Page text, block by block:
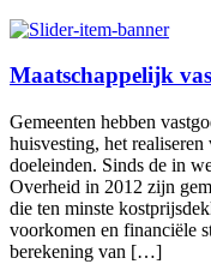
Maatschappelijk
Gemeenten hebben
huisvesting, het
doeleinden. Sinds de in
Overheid in 2012 zijn
die ten minste
voorkomen en financiële
berekening van […]